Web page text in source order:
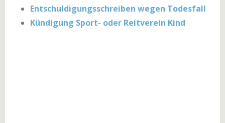
Entschuldigungsschreiben wegen Todesfall
Kündigung Sport- oder Reitverein Kind